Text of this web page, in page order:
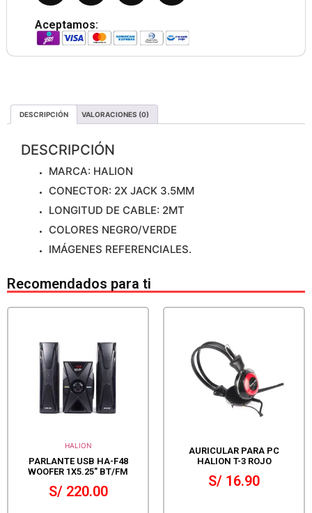
Aceptamos:
DESCRIPCIÓN VALORACIONES (0)
DESCRIPCIÓN
MARCA: HALION
CONECTOR: 2X JACK 3.5MM
LONGITUD DE CABLE: 2MT
COLORES NEGRO/VERDE
IMÁGENES REFERENCIALES.
Recomendados para ti
HALION
PARLANTE USB HA-F48
WOOFER 1X5.25″ BT/FM
S/220.00
AURICULAR PARA PC
HALION T-3 ROJO
S/ 16.90